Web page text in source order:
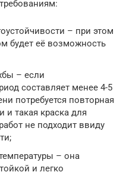
– при этом
будет её возможность
– если
составляет менее 4-5
потребуется повторная
и такая краска для
не подходит ввиду
– она
и легко